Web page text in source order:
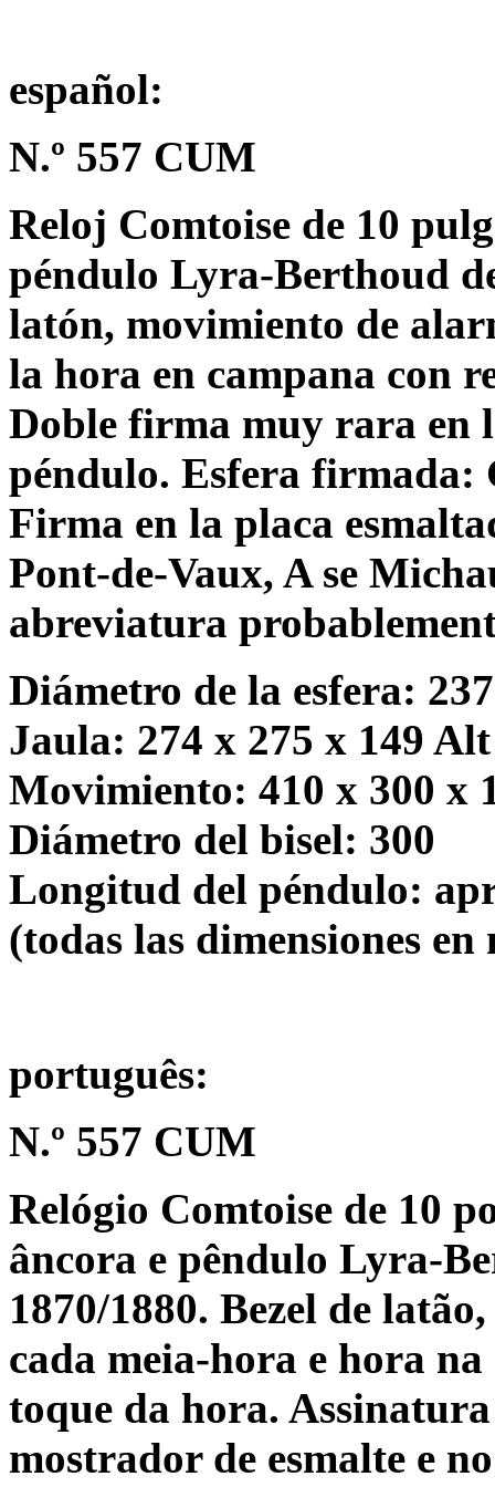
español:
N.º 557 CUM
Reloj Comtoise de 10
péndulo Lyra-Berthoud
latón, movimiento de
la hora en campana con
Doble firma muy rara en
péndulo. Esfera
Firma en la placa
Pont-de-Vaux, A se
abreviatura
Diámetro de la esfera: 237
Jaula: 274 x 275 x 149
Movimiento: 410 x 300 x
Diámetro del bisel: 300
Longitud del péndulo:
(todas las dimensiones en
português:
N.º 557 CUM
Relógio Comtoise de 10
âncora e pêndulo Lyra-
1870/1880. Bezel de
cada meia-hora e hora
toque da hora.
mostrador de esmalte e